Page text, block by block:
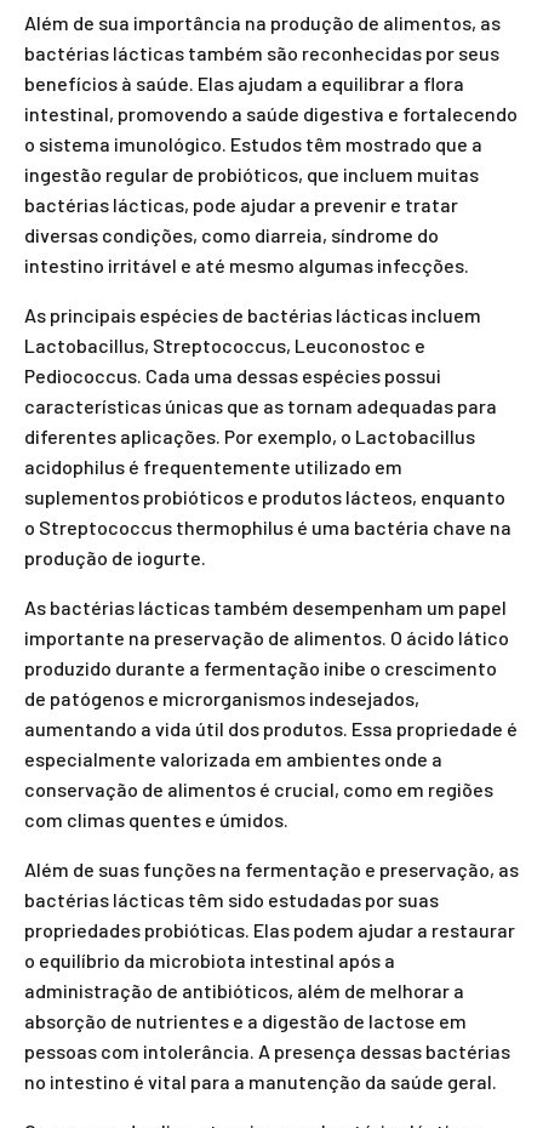
Além de sua importância na produção de alimentos, as
bactérias lácticas também são reconhecidas por seus
benefícios à saúde. Elas ajudam a equilibrar a flora
intestinal, promovendo a saúde digestiva e fortalecendo
o sistema imunológico. Estudos têm mostrado que a
ingestão regular de probióticos, que incluem muitas
bactérias lácticas, pode ajudar a prevenir e tratar
diversas condições, como diarreia, síndrome do
intestino irritável e até mesmo algumas infecções.
As principais espécies de bactérias lácticas incluem
Lactobacillus, Streptococcus, Leuconostoc e
Pediococcus. Cada uma dessas espécies possui
características únicas que as tornam adequadas para
diferentes aplicações. Por exemplo, o Lactobacillus
acidophilus é frequentemente utilizado em
suplementos probióticos e produtos lácteos, enquanto
o Streptococcus thermophilus é uma bactéria chave na
produção de iogurte.
As bactérias lácticas também desempenham um papel
importante na preservação de alimentos. O ácido lático
produzido durante a fermentação inibe o crescimento
de patógenos e microrganismos indesejados,
aumentando a vida útil dos produtos. Essa propriedade é
especialmente valorizada em ambientes onde a
conservação de alimentos é crucial, como em regiões
com climas quentes e úmidos.
Além de suas funções na fermentação e preservação, as
bactérias lácticas têm sido estudadas por suas
propriedades probióticas. Elas podem ajudar a restaurar
o equilíbrio da microbiota intestinal após a
administração de antibióticos, além de melhorar a
absorção de nutrientes e a digestão de lactose em
pessoas com intolerância. A presença dessas bactérias
no intestino é vital para a manutenção da saúde geral.